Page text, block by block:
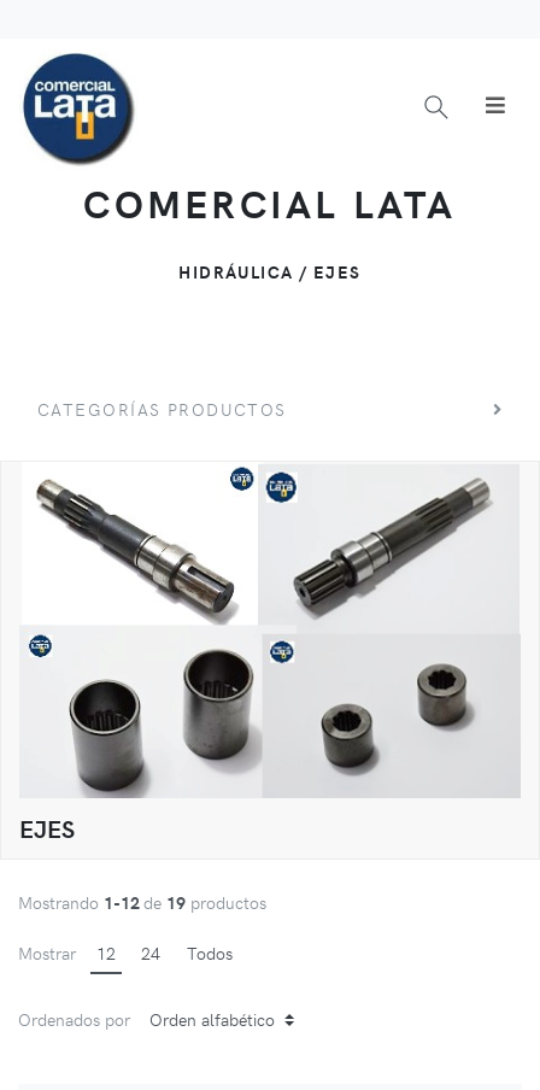
COMERCIAL LATA
HIDRÁULICA / EJES
CATEGORÍAS PRODUCTOS
EJES
Mostrando 1-12de 19 productos
Mostrar 12 24 Todos
Ordenados por